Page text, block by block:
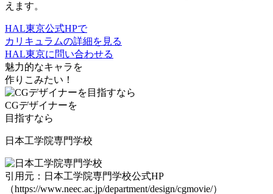
えます。
HAL東京公式HPで
カリキュラムの詳細を見る
HAL東京に問い合わせる
魅力的なキャラを
作りこみたい！
CGデザイナーを
目指すなら
日本工学院専門学校
引用元：日本工学院専門学校公式HP
（https://www.neec.ac.jp/department/design/cgmovie/）